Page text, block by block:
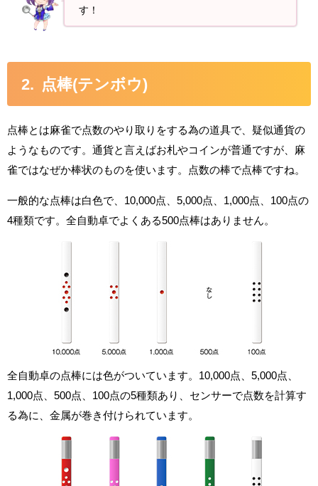
す！
点棒(テンボウ)
点棒とは麻雀で点数のやり取りをする為の道具で、疑似通貨の
ようなものです。通貨と言えばお札やコインが普通ですが、麻
雀ではなぜか棒状のものを使います。点数の棒で点棒ですね。
一般的な点棒は白色で、10,000点、5,000点、1,000点、100点の
4種類です。全自動卓でよくある500点棒はありません。
全自動卓の点棒には色がついています。10,000点、5,000点、
1,000点、500点、100点の5種類あり、センサーで点数を計算す
る為に、金属が巻き付けられています。